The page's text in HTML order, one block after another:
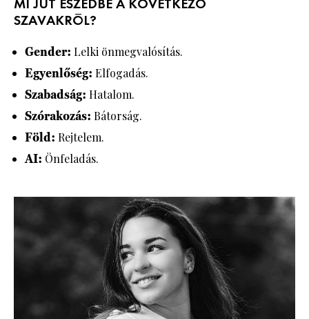
MI JUT ESZEDBE A KÖVETKEZŐ
SZAVAKRÓL?
Gender: Lelki önmegvalósítás.
Egyenlőség: Elfogadás.
Szabadság: Hatalom.
Szórakozás: Bátorság.
Föld: Rejtelem.
AI: Önfeladás.